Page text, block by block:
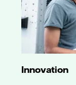
Innovation